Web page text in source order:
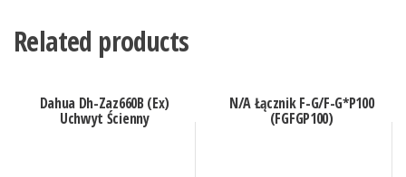
Related products
Dahua Dh-Zaz660B (Ex)
Uchwyt Ścienny
N/A Łącznik F-G/F-G*P100
(FGFGP100)